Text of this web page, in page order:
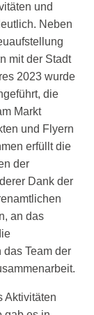
und
Neben
mit der Stadt
2023 wurde
die
Markt
und Flyern
erfüllt die
der
Dank der
an das
das Team der
Aktivitäten